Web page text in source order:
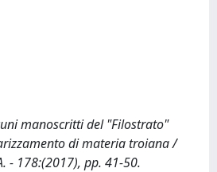
manoscritti del "Filostrato"
di materia troiana /
- 178:(2017), pp. 41-50.